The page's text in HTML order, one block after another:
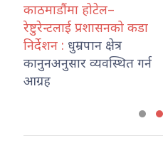
काठमाडौंमा होटेल–
रेष्टुरेन्टलाई प्रशासनको कडा
निर्देशन : धुम्रपान क्षेत्र
कानुनअनुसार व्यवस्थित गर्न
आग्रह